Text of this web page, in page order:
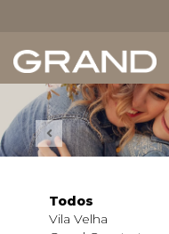
Todos
Vila Velha